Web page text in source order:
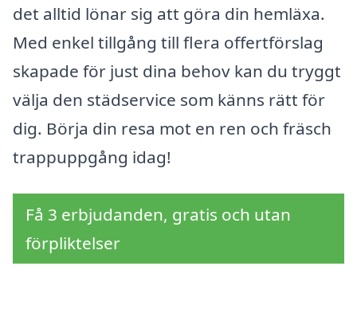
det alltid lönar sig att göra din hemläxa.
Med enkel tillgång till flera offertförslag
skapade för just dina behov kan du tryggt
välja den städservice som känns rätt för
dig. Börja din resa mot en ren och fräsch
trappuppgång idag!
Få 3 erbjudanden, gratis och utan
förpliktelser